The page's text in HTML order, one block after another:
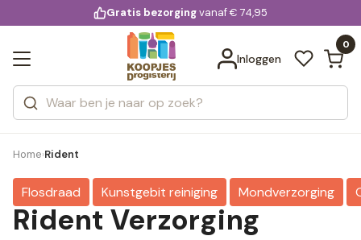
voor 20:00 uur besteld
Gratis bezorgingvanaf € 74,95
Inloggen
0
Zoeken
Categorieën
Merken
Bekijk alle resultaten
Home›Rident
Flosdraad Kunstgebit reiniging Mondverzorging
Rident Verzorging